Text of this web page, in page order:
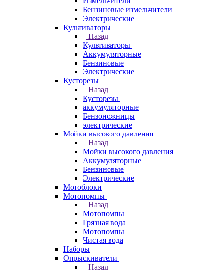
Бензиновые измельчители
Электрические
Культиваторы
Назад
Культиваторы
Аккумуляторные
Бензиновые
Электрические
Кусторезы
Назад
Кусторезы
аккумуляторные
Бензоножницы
электрические
Мойки высокого давления
Назад
Мойки высокого давления
Аккумуляторные
Бензиновые
Электрические
Мотоблоки
Мотопомпы
Назад
Мотопомпы
Грязная вода
Мотопомпы
Чистая вода
Наборы
Опрыскиватели
Назад